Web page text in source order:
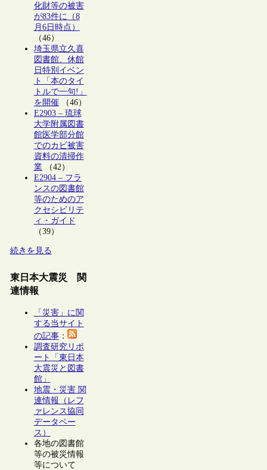
化財等の被害
が83件に（8
月6日時点）
（46）
埼玉県立久喜
図書館、休館
日特別イベン
ト「本のタイ
トルで一句!」
を開催（46）
E2903 – 琉球
大学附属図書
館医学部分館
でのカビ被害
資料の清掃作
業（42）
E2904 – フラ
ンスの図書館
等のためのア
クセシビリテ
ィ・ガイド
（39）
続きを見る
東日本大震災 関
連情報
「災害」に関
する当サイト
の記事：
調査研究リポ
ート「東日本
大震災と図書
館」
地震・災害 関
連情報（レフ
ァレンス協同
データベー
ス）
各地の図書館
等の被災情報
等について